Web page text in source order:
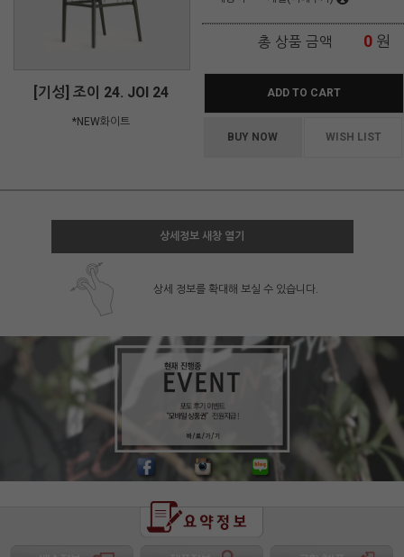
[기성] 조이 24. JOI 24
*NEW화이트
총 상품 금액 0 원
ADD TO CART
BUY NOW WISH LIST
상세정보 새창 열기
상세 정보를 확대해 보실 수 있습니다.